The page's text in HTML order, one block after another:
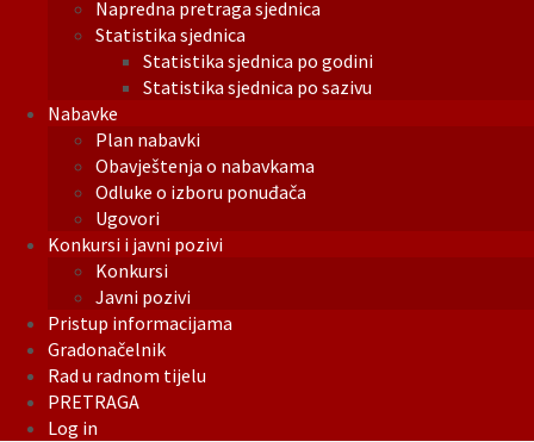
Napredna pretraga sjednica
Statistika sjednica
Statistika sjednica po godini
Statistika sjednica po sazivu
Nabavke
Plan nabavki
Obavještenja o nabavkama
Odluke o izboru ponuđača
Ugovori
Konkursi i javni pozivi
Konkursi
Javni pozivi
Pristup informacijama
Gradonačelnik
Rad u radnom tijelu
PRETRAGA
Log in